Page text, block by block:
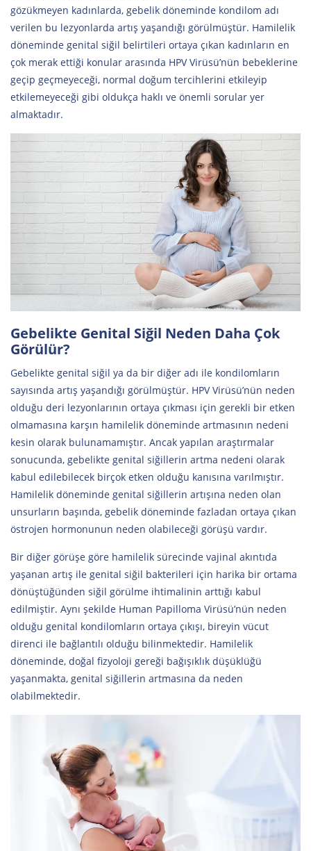
gözükmeyen kadınlarda, gebelik döneminde kondilom adı
verilen bu lezyonlarda artış yaşandığı görülmüştür. Hamilelik
döneminde genital siğil belirtileri ortaya çıkan kadınların en
çok merak ettiği konular arasında HPV Virüsü’nün bebeklerine
geçip geçmeyeceği, normal doğum tercihlerini etkileyip
etkilemeyeceği gibi oldukça haklı ve önemli sorular yer
almaktadır.
Gebelikte Genital Siğil Neden Daha Çok
Görülür?
Gebelikte genital siğil ya da bir diğer adı ile kondilomların
sayısında artış yaşandığı görülmüştür. HPV Virüsü’nün neden
olduğu deri lezyonlarının ortaya çıkması için gerekli bir etken
olmamasına karşın hamilelik döneminde artmasının nedeni
kesin olarak bulunamamıştır. Ancak yapılan araştırmalar
sonucunda, gebelikte genital siğillerin artma nedeni olarak
kabul edilebilecek birçok etken olduğu kanısına varılmıştır.
Hamilelik döneminde genital siğillerin artışına neden olan
unsurların başında, gebelik döneminde fazladan ortaya çıkan
östrojen hormonunun neden olabileceği görüşü vardır.
Bir diğer görüşe göre hamilelik sürecinde vajinal akıntıda
yaşanan artış ile genital siğil bakterileri için harika bir ortama
dönüştüğünden siğil görülme ihtimalinin arttığı kabul
edilmiştir. Aynı şekilde Human Papilloma Virüsü’nün neden
olduğu genital kondilomların ortaya çıkışı, bireyin vücut
direnci ile bağlantılı olduğu bilinmektedir. Hamilelik
döneminde, doğal fizyoloji gereği bağışıklık düşüklüğü
yaşanmakta, genital siğillerin artmasına da neden
olabilmektedir.